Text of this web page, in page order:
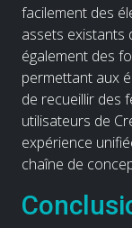
facilement des
assets existants
également des
permettant aux
de recueillir des
utilisateurs de
expérience
chaîne de